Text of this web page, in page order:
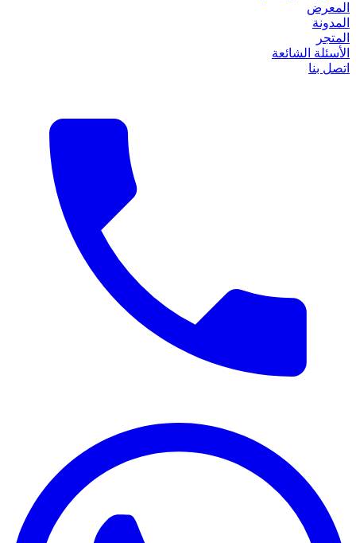
المعرض
المدونة
المتجر
الأسئلة الشائعة
اتصل بنا